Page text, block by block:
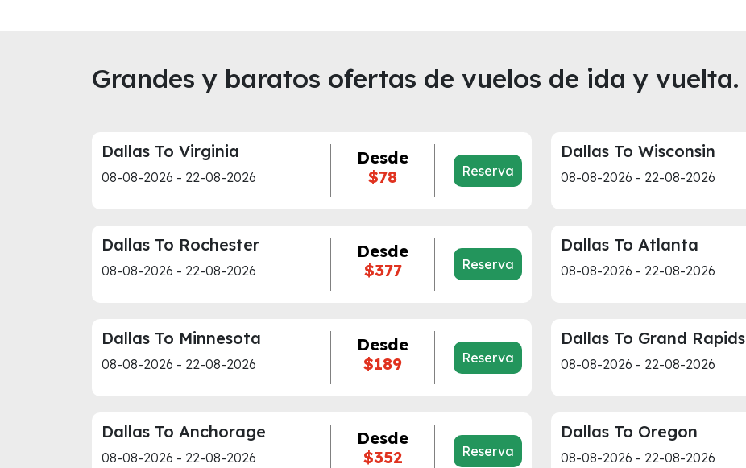
Grandes y baratos ofertas de vuelos de ida y vuelta.
Dallas To Virginia
08-08-2026 - 22-08-2026
Desde
$78
Reserva
Dallas To Wisconsin
08-08-2026 - 22-08-2026
Dallas To Rochester
08-08-2026 - 22-08-2026
Desde
$377
Reserva
Dallas To Atlanta
08-08-2026 - 22-08-2026
Dallas To Minnesota
08-08-2026 - 22-08-2026
Desde
$189
Reserva
Dallas To Grand Rapids
08-08-2026 - 22-08-2026
Dallas To Anchorage
08-08-2026 - 22-08-2026
Desde
$352
Reserva
Dallas To Oregon
08-08-2026 - 22-08-2026